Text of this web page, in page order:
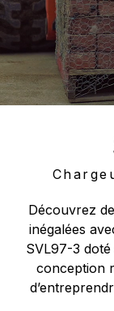
Découvrez
inégalées
SVL97-3 doté
conception